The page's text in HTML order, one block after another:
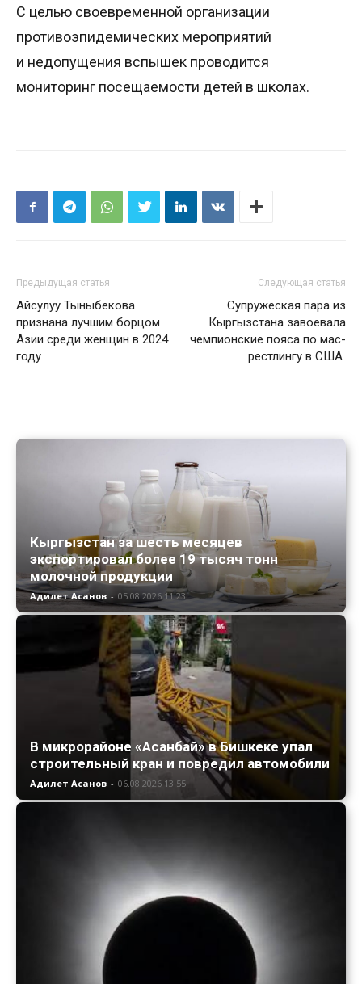
С целью своевременной организации
противоэпидемических мероприятий
и недопущения вспышек проводится
мониторинг посещаемости детей в школах.
Предыдущая статья
Айсулуу Тыныбекова
признана лучшим борцом
Азии среди женщин в 2024
году
Следующая статья
Супружеская пара из
Кыргызстана завоевала
чемпионские пояса по мас-
рестлингу в США
Кыргызстан за шесть месяцев
экспортировал более 19 тысяч тонн
молочной продукции
Адилет Асанов - 05.08.2026 11:23
В микрорайоне «Асанбай» в Бишкеке упал
строительный кран и повредил автомобили
Адилет Асанов - 06.08.2026 13:55